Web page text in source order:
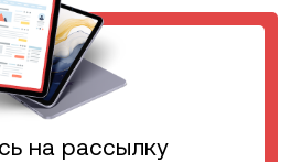
на рассылку